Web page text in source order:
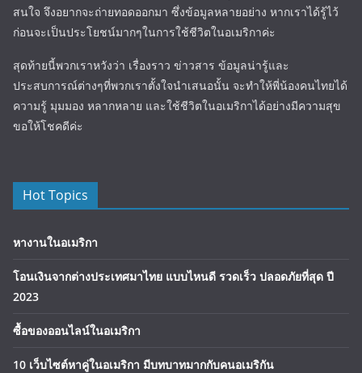
สนใจ จึงอยากจะถ่ายทอดออกมา ซึ่งข้อมูลหลายอย่าง หากเราได้รู้ไว้
ก่อนจะเป็นประโยชน์มากๆในการใช้ชีวิตในอเมริกาค่ะ
สุดท้ายนี้พวกเราหวังว่า เรื่องราว ข่าวสาร ข้อมูลน่ารู้และ
ประสบการณ์ต่างๆที่พวกเราตั้งใจนำเสนอนั้น จะทำให้พี่น้องคนไทยได้
ความรู้ มุมมอง หลากหลาย และใช้ชีวิตในอเมริกาได้อย่างมีความสุข
ขอให้โชคดีค่ะ
Hot Topics
หางานในอเมริกา
โอนเงินจากต่างประเทศมาไทย แบบไหนดี รวดเร็ว ปลอดภัยที่สุด ปี
2023
ซื้อของออนไลน์ในอเมริกา
10 เว็บไซต์หาคู่ในอเมริกา มีบทบาทมากกับคนอเมริกัน